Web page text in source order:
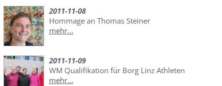
2011-11-08
Hommage an Thomas Steiner
mehr...
2011-11-09
WM Qualifikation für Borg Linz Athleten
mehr...